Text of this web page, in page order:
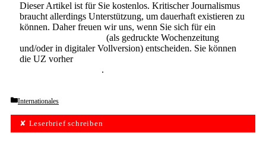
Dieser Artikel ist für Sie kostenlos. Kritischer Journalismus
braucht allerdings Unterstützung, um dauerhaft existieren zu
können. Daher freuen wir uns, wenn Sie sich für ein
(als gedruckte Wochenzeitung
und/oder in digitaler Vollversion) entscheiden. Sie können
die UZ vorher
.
Categories
Internationales
✘ Leserbrief schreiben